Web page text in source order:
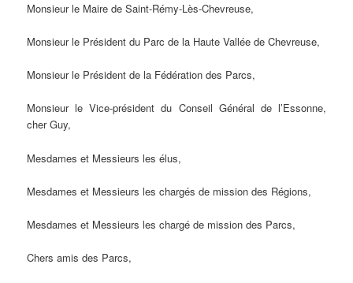
Monsieur le Maire de Saint-Rémy-Lès-Chevreuse,
Monsieur le Président du Parc de la Haute Vallée de Chevreuse,
Monsieur le Président de la Fédération des Parcs,
Monsieur le Vice-président du Conseil Général de l’Essonne,
cher Guy,
Mesdames et Messieurs les élus,
Mesdames et Messieurs les chargés de mission des Régions,
Mesdames et Messieurs les chargé de mission des Parcs,
Chers amis des Parcs,